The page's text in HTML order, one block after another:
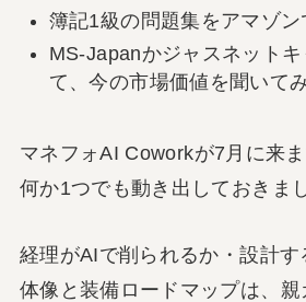
簿記1級の問題集をアマゾ
MS-Japanかジャスネット
て、今の市場価値を聞いて
マネフォAI Coworkが7月に来ま
何か1つでも動き出しておきま
経理がAIで削られるか・設計
体像と装備ロードマップは、親